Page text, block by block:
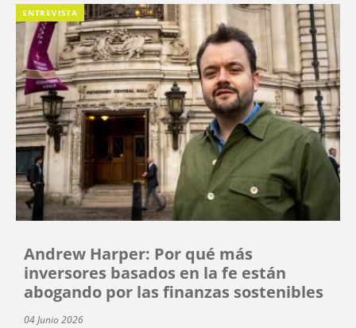
ENTREVISTA
Andrew Harper: Por qué más
inversores basados en la fe están
abogando por las finanzas sostenibles
04 Junio 2026